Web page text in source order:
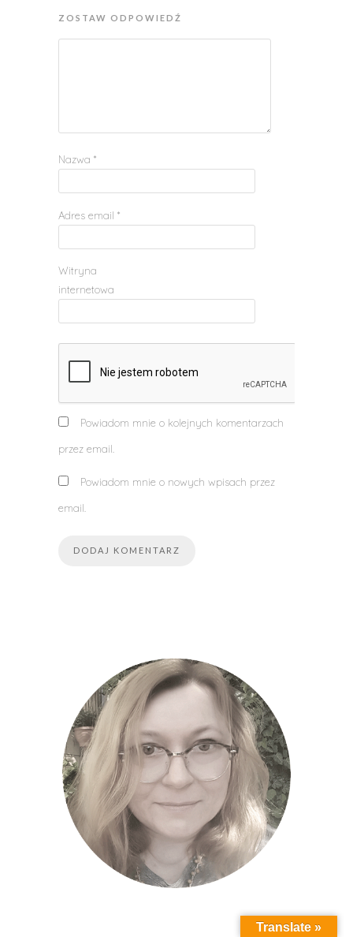
ZOSTAW ODPOWIEDŹ
Nazwa *
Adres email *
Witryna
internetowa
Powiadom mnie o kolejnych komentarzach
przez email.
Powiadom mnie o nowych wpisach przez
email.
Translate »